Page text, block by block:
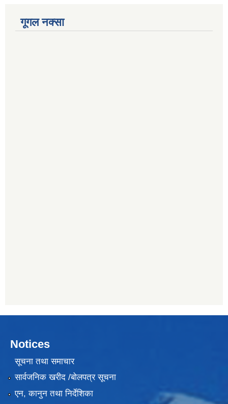
गूगल नक्सा
Notices
सूचना तथा समाचार
सार्वजनिक खरीद /बोलपत्र सूचना
एन, कानुन तथा निर्देशिका